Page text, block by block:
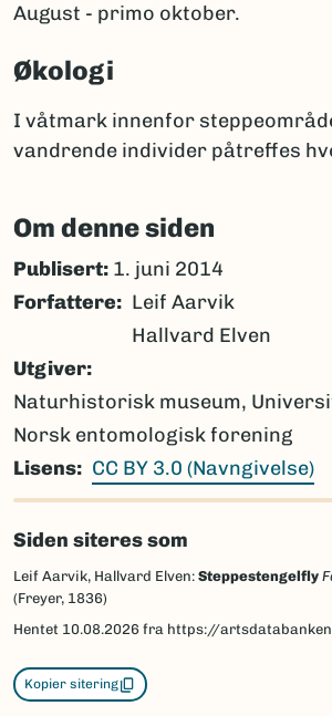
August - primo oktober.
Økologi
I våtmark innenfor
vandrende individer påtreffes
Om denne siden
Publisert: 1. juni 2014
Forfattere
Leif Aarvik
Hallvard Elven
Utgiver
Naturhistorisk museum,
Norsk entomologisk forening
Lisens
CC BY 3.0 (Navngivelse)
Siden siteres som
Leif Aarvik, Hallvard Elven: Steppestengelfly
(Freyer, 1836)
Hentet 10.08.2026 fra https://artsdatabanken.no/
Kopier sitering